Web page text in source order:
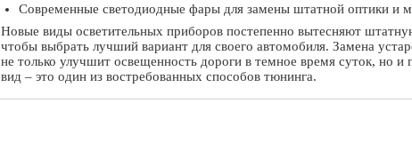
Современные светодиодные фары для замены штатной оптики и
Новые виды осветительных приборов постепенно вытесняют
чтобы выбрать лучший вариант для своего автомобиля. Замена
не только улучшит освещенность дороги в темное время суток, но
вид – это один из востребованных способов тюнинга.